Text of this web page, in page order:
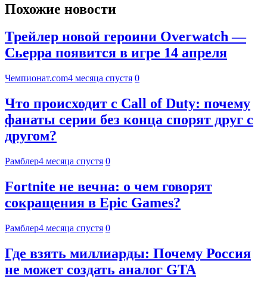
Похожие новости
Трейлер новой героини Overwatch —
Сьерра появится в игре 14 апреля
Чемпионат.com4 месяца спустя 0
Что происходит с Call of Duty: почему
фанаты серии без конца спорят друг с
другом?
Рамблер4 месяца спустя 0
Fortnite не вечна: о чем говорят
сокращения в Epic Games?
Рамблер4 месяца спустя 0
Где взять миллиарды: Почему Россия
не может создать аналог GTA